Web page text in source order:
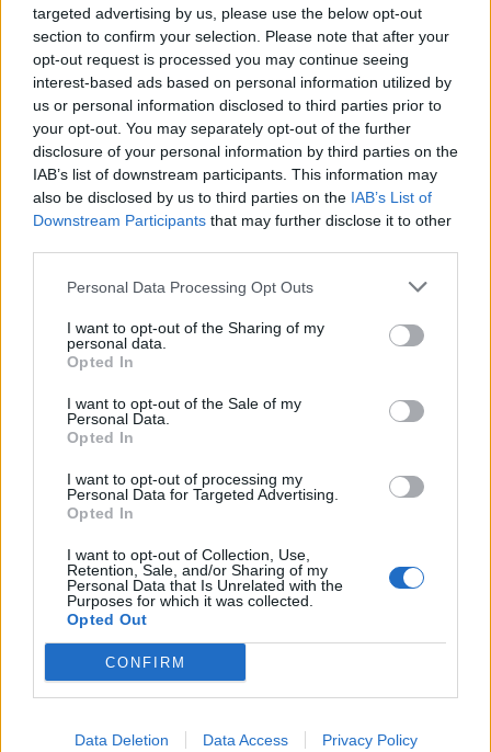
targeted advertising by us, please use the below opt-out
section to confirm your selection. Please note that after your
opt-out request is processed you may continue seeing
interest-based ads based on personal information utilized by
us or personal information disclosed to third parties prior to
your opt-out. You may separately opt-out of the further
disclosure of your personal information by third parties on the
IAB’s list of downstream participants. This information may
also be disclosed by us to third parties on the IAB’s List of
Downstream Participants that may further disclose it to other
Personal Data Processing Opt Outs
I want to opt-out of the Sharing of my
personal data.
Opted In
I want to opt-out of the Sale of my
Personal Data.
Opted In
I want to opt-out of processing my
Personal Data for Targeted Advertising.
Opted In
I want to opt-out of Collection, Use,
Retention, Sale, and/or Sharing of my
Personal Data that Is Unrelated with the
Purposes for which it was collected.
Opted Out
CONFIRM
Data Deletion Data Access Privacy Policy
ΕΙΔΉΣΕΙΣ
Στο 85% αυξάνεται η πληρότητα σε
τρόλεϊ, ηλεκτρικό και μετρό
22 Οκτωβρίου, 2021
Αυξάνεται στο 85% από το 65% που ισχύει τώρα η
μέγιστη πληρότητα στα Μέσα Μαζικής
Μεταφοράς από τη Δευτέρα 25 Οκτωβρίου,
ημέρα… Δακτυλίου. Η απόφαση αναμένεται να
δημοσιευτεί αύριο σε ΦΕΚ και με την εφαρμογή
της πλέον όλα τα Μέσα θα έχουν την ίδια μέγιστη
δυνατή πληρότητα, καθώς το 85% ισχύει ήδη για
λεωφορεία και […]
ΠΕΡΙΣΣΌΤΕΡΑ ...